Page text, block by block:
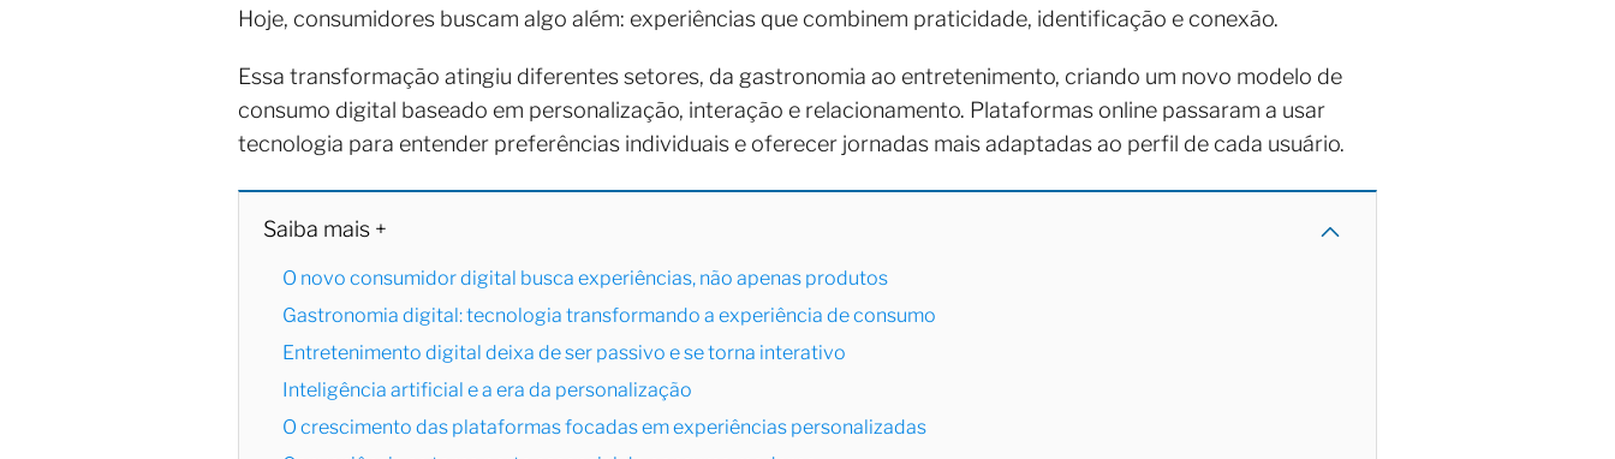
Hoje, consumidores buscam algo além: experiências que combinem praticidade, identificação e conexão.
Essa transformação atingiu diferentes setores, da gastronomia ao entretenimento, criando um novo modelo de
consumo digital baseado em personalização, interação e relacionamento. Plataformas online passaram a usar
tecnologia para entender preferências individuais e oferecer jornadas mais adaptadas ao perfil de cada usuário.
Saiba mais +
O novo consumidor digital busca experiências, não apenas produtos
Gastronomia digital: tecnologia transformando a experiência de consumo
Entretenimento digital deixa de ser passivo e se torna interativo
Inteligência artificial e a era da personalização
O crescimento das plataformas focadas em experiências personalizadas